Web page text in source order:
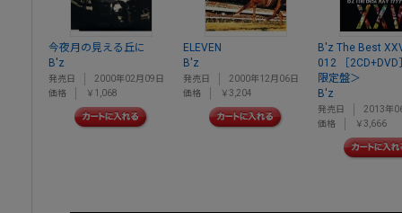
今夜月の見える丘に
B'z
発売日
2000年02月09日
価格
￥1,068
ELEVEN
B'z
発売日
2000年12月06日
価格
￥3,204
B'z The Best
012 ［2CD+DVD
限定盤＞
B'z
発売日
2013年
価格
￥3,666